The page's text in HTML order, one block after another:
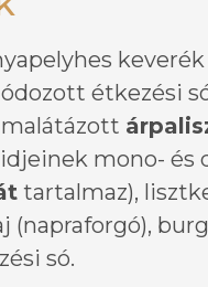
étkezési
malátázott
mono- és
tartalmaz),
(napraforgó),
só.